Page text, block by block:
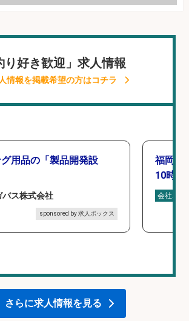
り好き歓迎」求人情報
情報を掲載希望の方はコチラ
用品の「製品開発設
バス株式会社
sponsored by 求人ボックス
福岡「
10時間
会社名
さらに求人情報を見る